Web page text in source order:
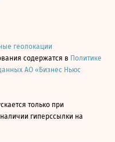
геолокации
содержатся в Политике
АО «Бизнес Ньюс
только при
гиперссылки на